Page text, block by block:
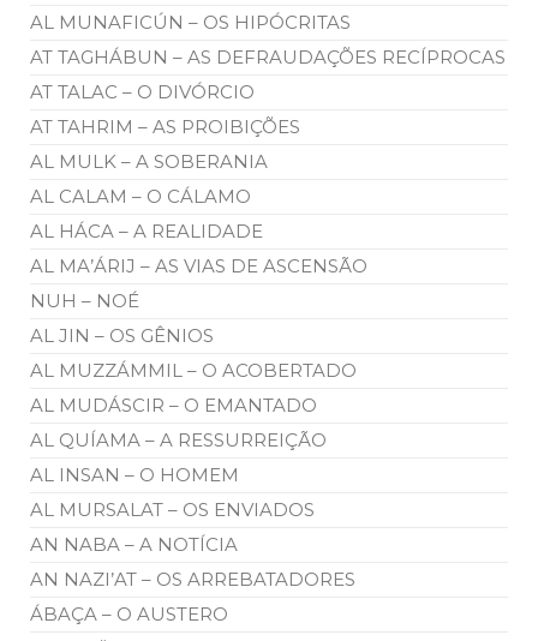
AL MUNAFICÚN – OS HIPÓCRITAS
AT TAGHÁBUN – AS DEFRAUDAÇÕES RECÍPROCAS
AT TALAC – O DIVÓRCIO
AT TAHRIM – AS PROIBIÇÕES
AL MULK – A SOBERANIA
AL CALAM – O CÁLAMO
AL HÁCA – A REALIDADE
AL MA’ÁRIJ – AS VIAS DE ASCENSÃO
NUH – NOÉ
AL JIN – OS GÊNIOS
AL MUZZÁMMIL – O ACOBERTADO
AL MUDÁSCIR – O EMANTADO
AL QUÍAMA – A RESSURREIÇÃO
AL INSAN – O HOMEM
AL MURSALAT – OS ENVIADOS
AN NABA – A NOTÍCIA
AN NAZI’AT – OS ARREBATADORES
ÁBAÇA – O AUSTERO